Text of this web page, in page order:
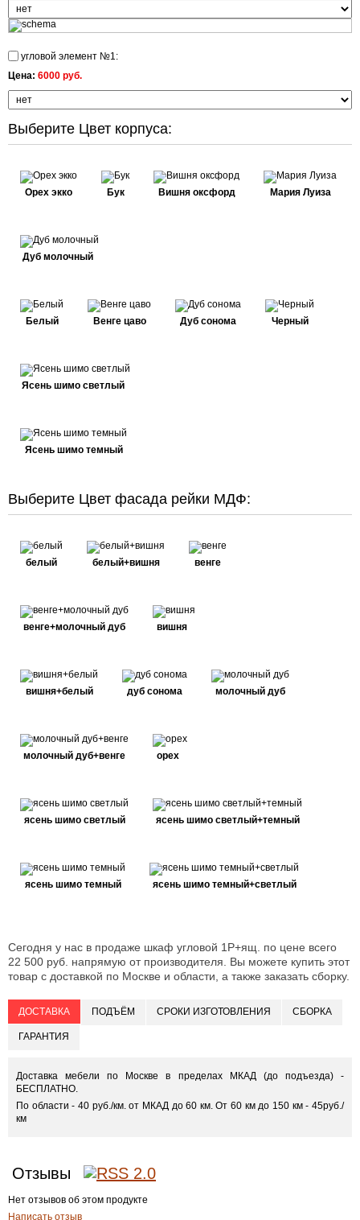
угловой элемент №1:
Цена: 6000 руб.
Выберите Цвет корпуса:
Орех экко Бук Вишня оксфорд Мария Луиза
Дуб молочный
Белый Венге цаво Дуб сонома Черный
Ясень шимо светлый
Ясень шимо темный
Выберите Цвет фасада рейки МДФ:
белый белый+вишня венге
венге+молочный дуб вишня
вишня+белый дуб сонома молочный дуб
молочный дуб+венге орех
ясень шимо светлый ясень шимо светлый+темный
ясень шимо темный ясень шимо темный+светлый
Сегодня у нас в продаже шкаф угловой 1Р+ящ. по цене всего
22 500 руб. напрямую от производителя. Вы можете купить этот
товар с доставкой по Москве и области, а также заказать сборку.
ДОСТАВКА ПОДЪЁМ СРОКИ ИЗГОТОВЛЕНИЯ СБОРКА
ГАРАНТИЯ
Доставка мебели по Москве в пределах МКАД (до подъезда) -
БЕСПЛАТНО.
По области - 40 руб./км. от МКАД до 60 км. От 60 км до 150 км - 45руб./
км
Отзывы
Нет отзывов об этом продукте
Написать отзыв